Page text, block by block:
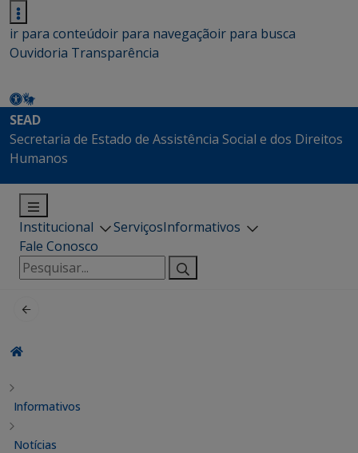
ir para conteúdoir para navegaçãoir para busca
Ouvidoria Transparência
SEAD
Secretaria de Estado de Assistência Social e dos Direitos
Humanos
Institucional ServiçosInformativos
Fale Conosco
Pesquisar
por:
Informativos
Notícias